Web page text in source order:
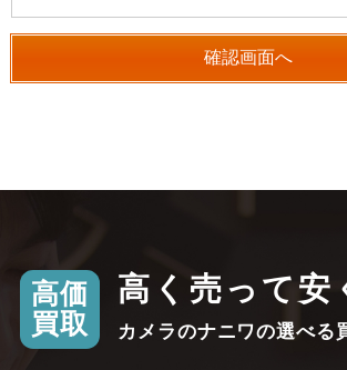
高価
買取
高く売って安
カメラのナニワの選べる